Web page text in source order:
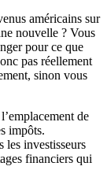
américains sur
nouvelle ? Vous
pour ce que
pas réellement
sinon vous
de
impôts.
les investisseurs
financiers qui